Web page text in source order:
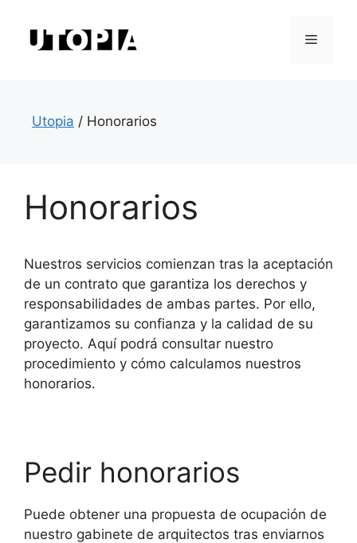
contenido
Menú
Utopia / Honorarios
Honorarios
Nuestros servicios comienzan tras la aceptación
de un contrato que garantiza los derechos y
responsabilidades de ambas partes. Por ello,
garantizamos su confianza y la calidad de su
proyecto. Aquí podrá consultar nuestro
procedimiento y cómo calculamos nuestros
honorarios.
Pedir honorarios
Puede obtener una propuesta de ocupación de
nuestro gabinete de arquitectos tras enviarnos